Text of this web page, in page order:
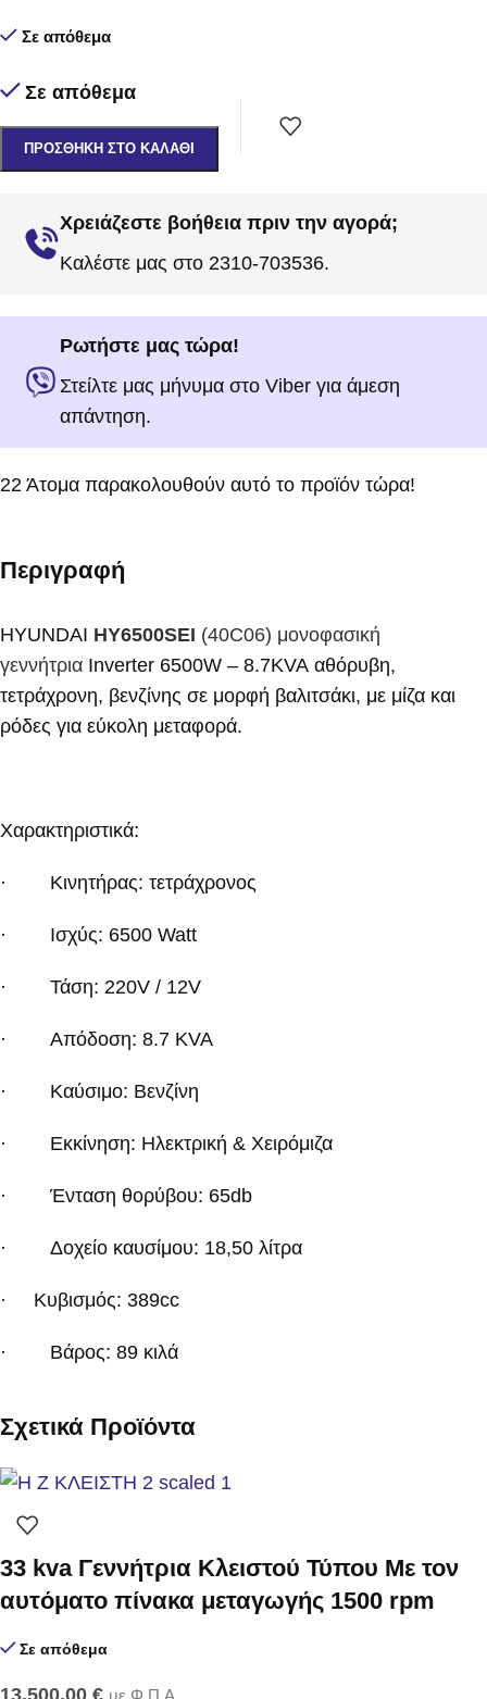
Σε απόθεμα
Σε απόθεμα
ΠΡΟΣΘΉΚΗ ΣΤΟ ΚΑΛΆΘΙ
Χρειάζεστε βοήθεια πριν την αγορά;
Καλέστε μας στο 2310-703536.
Ρωτήστε μας τώρα!
Στείλτε μας μήνυμα στο Viber για άμεση
απάντηση.
22 Άτομα παρακολουθούν αυτό το προϊόν τώρα!
Περιγραφή
HYUNDAI HY6500SEI (40C06) μονοφασική
γεννήτρια Inverter 6500W – 8.7KVA αθόρυβη,
τετράχρονη, βενζίνης σε μορφή βαλιτσάκι, με μίζα και
ρόδες για εύκολη μεταφορά.
Χαρακτηριστικά:
· Κινητήρας: τετράχρονος
· Ισχύς: 6500 Watt
· Τάση: 220V / 12V
· Απόδοση: 8.7 ΚVA
· Καύσιμο: Βενζίνη
· Εκκίνηση: Ηλεκτρική & Χειρόμιζα
· Ένταση θορύβου: 65db
· Δοχείο καυσίμου: 18,50 λίτρα
· Κυβισμός: 389cc
· Βάρος: 89 κιλά
Σχετικά Προϊόντα
33 kva Γεννήτρια Κλειστού Τύπου Με τον
αυτόματο πίνακα μεταγωγής 1500 rpm
Σε απόθεμα
13.500,00 € με Φ.Π.Α.